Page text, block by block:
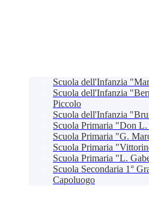
Scuola dell'Infanzia
Scuola dell'Infanzia
Piccolo
Scuola dell'Infanzia
Scuola Primaria "Don
Scuola Primaria "G.
Scuola Primaria
Scuola Primaria "L.
Scuola Secondaria 1°
Capoluogo